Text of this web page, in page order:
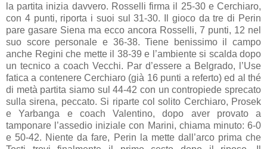
la partita inizia davvero. Rosselli firma il 25-30 e Cerchiaro,
con 4 punti, riporta i suoi sul 31-30. Il gioco da tre di Perin
pare gasare Siena ma ecco ancora Rosselli, 7 punti, 12 nel
suo score personale e 36-38. Tiene benissimo il campo
anche Regini che mette il 38-39 e l’ambiente si scalda dopo
un tecnico a coach Vecchi. Par d’essere a Belgrado, l’Use
fatica a contenere Cerchiaro (già 16 punti a referto) ed al thé
di metà partita siamo sul 44-42 con un contropiede sprecato
sulla sirena, peccato. Si riparte col solito Cerchiaro, Prosek
e Yarbanga e coach Valentino, dopo aver provato a
tamponare l’assedio iniziale con Marini, chiama minuto: 6-0
e 50-42. Niente da fare, Perin la mette dall’arco prima che